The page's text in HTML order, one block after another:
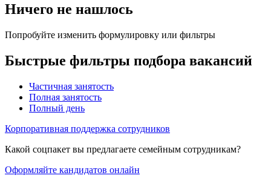
Ничего не нашлось
Попробуйте изменить формулировку или фильтры
Быстрые фильтры подбора вакансий
Частичная занятость
Полная занятость
Полный день
Корпоративная поддержка сотрудников
Какой соцпакет вы предлагаете семейным сотрудникам?
Оформляйте кандидатов онлайн